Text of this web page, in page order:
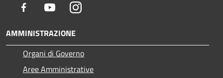
Facebook YoutubeInstagram
AMMINISTRAZIONE
Organi di Governo
Aree Amministrative